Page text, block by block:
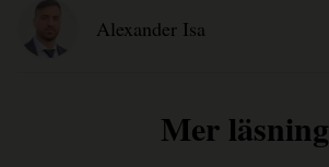
Alexander Isa
Mer läsning